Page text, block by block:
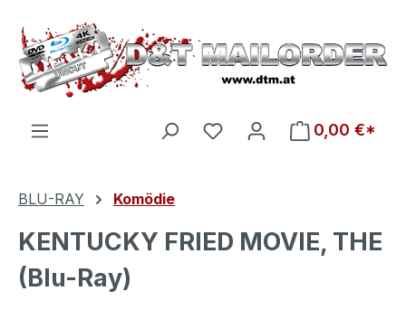
Zum Hauptinhalt springen
Du hast 0 Produkte auf
0,00 €*
BLU-RAY Komödie
KENTUCKY FRIED MOVIE, THE
(Blu-Ray)